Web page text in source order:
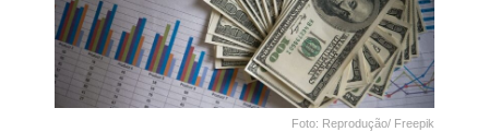
Foto: Reprodução/ Freepik